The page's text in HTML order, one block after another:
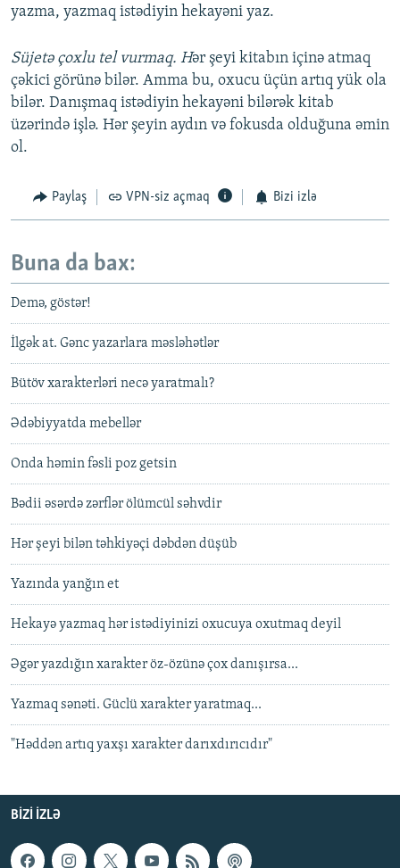
yazma, yazmaq istədiyin hekayəni yaz.
Süjetə çoxlu tel vurmaq. Hər şeyi kitabın içinə atmaq
çəkici görünə bilər. Amma bu, oxucu üçün artıq yük ola
bilər. Danışmaq istədiyin hekayəni bilərək kitab
üzərində işlə. Hər şeyin aydın və fokusda olduğuna əmin
ol.
Paylaş VPN-siz açmaq Bizi izlə
Buna da bax:
Demə, göstər!
İlgək at. Gənc yazarlara məsləhətlər
Bütöv xarakterləri necə yaratmalı?
Ədəbiyyatda mebellər
Onda həmin fəsli poz getsin
Bədii əsərdə zərflər ölümcül səhvdir
Hər şeyi bilən təhkiyəçi dəbdən düşüb
Yazında yanğın et
Hekayə yazmaq hər istədiyinizi oxucuya oxutmaq deyil
Əgər yazdığın xarakter öz-özünə çox danışırsa...
Yazmaq sənəti. Güclü xarakter yaratmaq...
"Həddən artıq yaxşı xarakter darıxdırıcıdır"
BIZI IZLƏ